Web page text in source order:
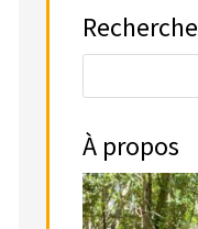
Recherche
À propos